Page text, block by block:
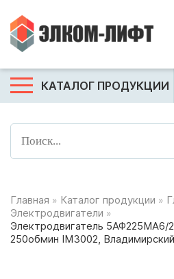
КАТАЛОГ ПРОДУКЦИИ
Главная » Каталог продукции »
Электродвигатели »
Электродвигатель 5АФ225МА6/
250обмин IM3002, Владимирский